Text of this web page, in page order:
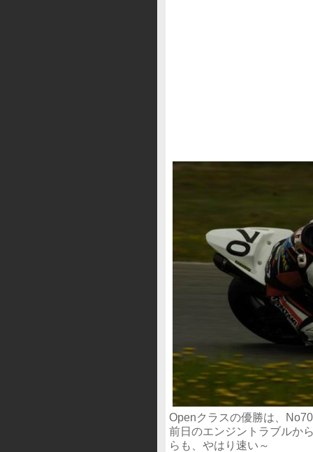
Openクラスの優勝は、
前日のエンジントラブルか
らも、やはり速い～